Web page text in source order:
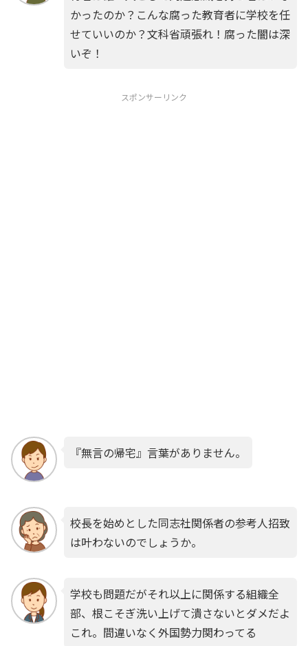
かったのか？こんな腐った教育者に学校を任
せていいのか？文科省頑張れ！腐った闇は深
いぞ！
スポンサーリンク
『無言の帰宅』言葉がありません。
校長を始めとした同志社関係者の参考人招致
は叶わないのでしょうか。
学校も問題だがそれ以上に関係する組織全
部、根こそぎ洗い上げて潰さないとダメだよ
これ。間違いなく外国勢力関わってる